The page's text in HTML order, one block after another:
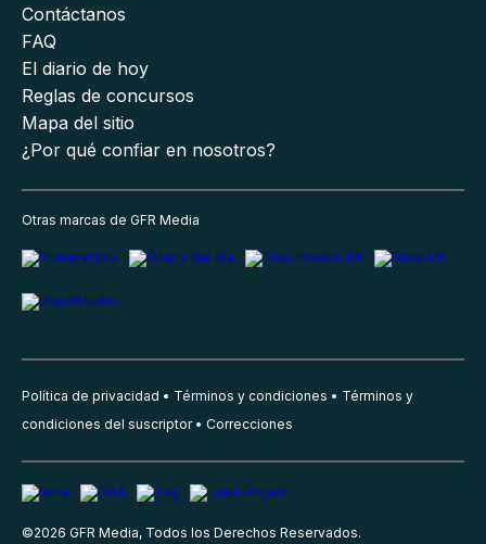
Contáctanos
FAQ
El diario de hoy
Reglas de concursos
Mapa del sitio
¿Por qué confiar en nosotros?
Otras marcas de GFR Media
Política de privacidad Términos y condiciones
Términos y
condiciones del suscriptor
Correcciones
©2026 GFR Media, Todos los Derechos Reservados.